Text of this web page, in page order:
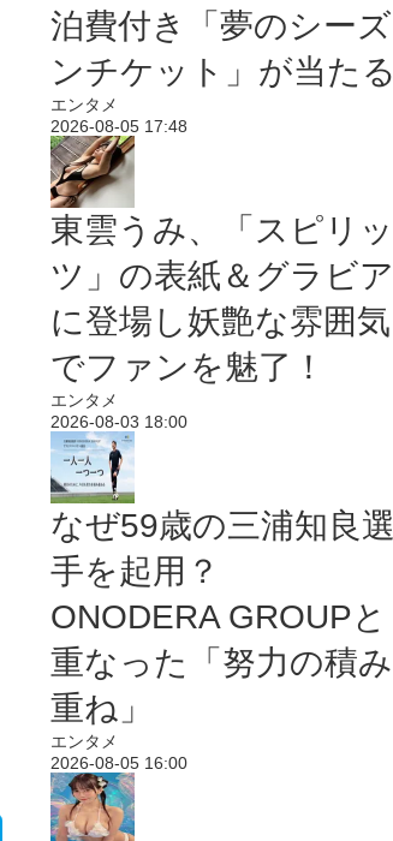
泊費付き「夢のシーズ
ンチケット」が当たる
エンタメ
2026-08-05 17:48
東雲うみ、「スピリッ
ツ」の表紙＆グラビア
に登場し妖艶な雰囲気
でファンを魅了！
エンタメ
2026-08-03 18:00
なぜ59歳の三浦知良選
手を起用？
ONODERA GROUPと
重なった「努力の積み
重ね」
エンタメ
2026-08-05 16:00